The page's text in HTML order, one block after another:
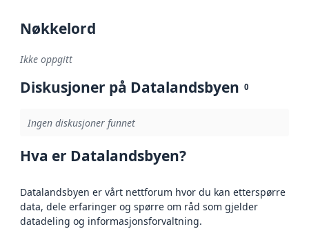
Nøkkelord
Ikke oppgitt
Diskusjoner på Datalandsbyen 0
Ingen diskusjoner funnet
Hva er Datalandsbyen?
Datalandsbyen er vårt nettforum hvor du kan etterspørre
data, dele erfaringer og spørre om råd som gjelder
datadeling og informasjonsforvaltning.